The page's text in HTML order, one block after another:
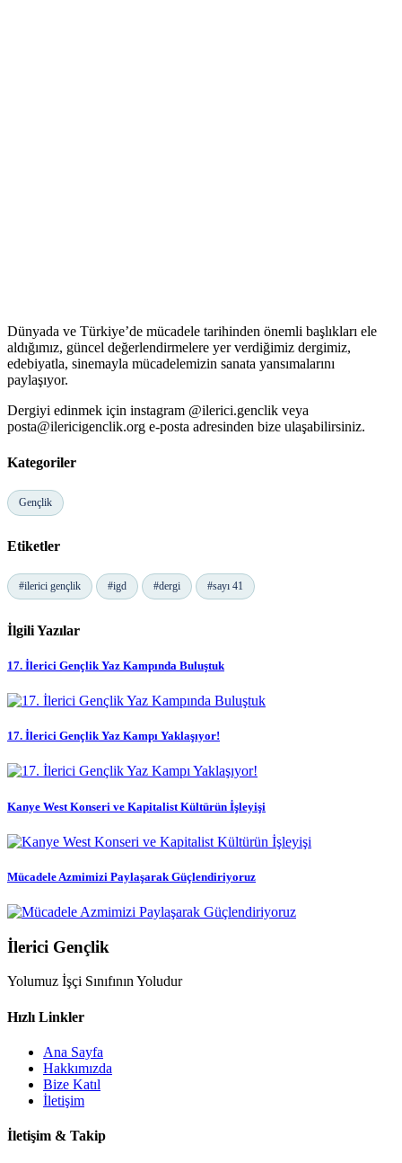
Dünyada ve Türkiye’de mücadele tarihinden önemli başlıkları ele
aldığımız, güncel değerlendirmelere yer verdiğimiz dergimiz,
edebiyatla, sinemayla mücadelemizin sanata yansımalarını
paylaşıyor.
Dergiyi edinmek için instagram @ilerici.genclik veya
posta@ilericigenclik.org e-posta adresinden bize ulaşabilirsiniz.
Kategoriler
Gençlik
Etiketler
#ilerici gençlik #igd #dergi #sayı 41
İlgili Yazılar
17. İlerici Gençlik Yaz Kampında Buluştuk
17. İlerici Gençlik Yaz Kampı Yaklaşıyor!
Kanye West Konseri ve Kapitalist Kültürün İşleyişi
Mücadele Azmimizi Paylaşarak Güçlendiriyoruz
İlerici Gençlik
Yolumuz İşçi Sınıfının Yoludur
Hızlı Linkler
Ana Sayfa
Hakkımızda
Bize Katıl
İletişim
İletişim & Takip